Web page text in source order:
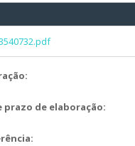
prazo de elaboração: